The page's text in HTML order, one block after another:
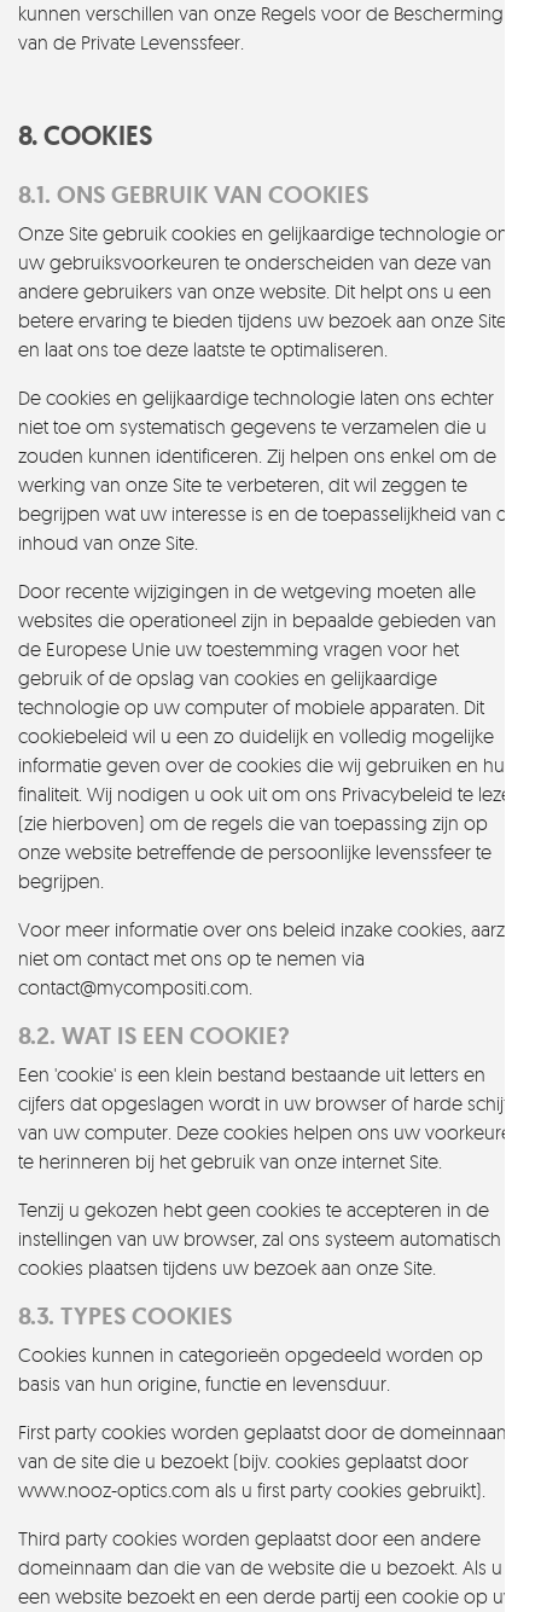
kunnen verschillen van onze Regels voor de Bescherming
van de Private Levenssfeer.
8. COOKIES
8.1. ONS GEBRUIK VAN COOKIES
Onze Site gebruik cookies en gelijkaardige technologie om
uw gebruiksvoorkeuren te onderscheiden van deze van
andere gebruikers van onze website. Dit helpt ons u een
betere ervaring te bieden tijdens uw bezoek aan onze Site
en laat ons toe deze laatste te optimaliseren.
De cookies en gelijkaardige technologie laten ons echter
niet toe om systematisch gegevens te verzamelen die u
zouden kunnen identificeren. Zij helpen ons enkel om de
werking van onze Site te verbeteren, dit wil zeggen te
begrijpen wat uw interesse is en de toepasselijkheid van de
inhoud van onze Site.
Door recente wijzigingen in de wetgeving moeten alle
websites die operationeel zijn in bepaalde gebieden van
de Europese Unie uw toestemming vragen voor het
gebruik of de opslag van cookies en gelijkaardige
technologie op uw computer of mobiele apparaten. Dit
cookiebeleid wil u een zo duidelijk en volledig mogelijke
informatie geven over de cookies die wij gebruiken en hun
finaliteit. Wij nodigen u ook uit om ons Privacybeleid te lezen
(zie hierboven) om de regels die van toepassing zijn op
onze website betreffende de persoonlijke levenssfeer te
begrijpen.
Voor meer informatie over ons beleid inzake cookies, aarzel
niet om contact met ons op te nemen via
contact@mycompositi.com.
8.2. WAT IS EEN COOKIE?
Een 'cookie' is een klein bestand bestaande uit letters en
cijfers dat opgeslagen wordt in uw browser of harde schijf
van uw computer. Deze cookies helpen ons uw voorkeuren
te herinneren bij het gebruik van onze internet Site.
Tenzij u gekozen hebt geen cookies te accepteren in de
instellingen van uw browser, zal ons systeem automatisch
cookies plaatsen tijdens uw bezoek aan onze Site.
8.3. TYPES COOKIES
Cookies kunnen in categorieën opgedeeld worden op
basis van hun origine, functie en levensduur.
First party cookies worden geplaatst door de domeinnaam
van de site die u bezoekt (bijv. cookies geplaatst door
www.nooz-optics.com als u first party cookies gebruikt).
Third party cookies worden geplaatst door een andere
domeinnaam dan die van de website die u bezoekt. Als u
een website bezoekt en een derde partij een cookie op uw